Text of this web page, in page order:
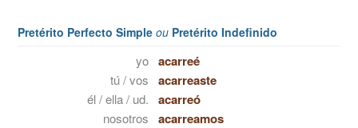
Pretérito Perfecto Simple ou Pretérito Indefinido
yo acarreé
tú / vos acarreaste
él / ella / ud. acarreó
nosotros acarreamos